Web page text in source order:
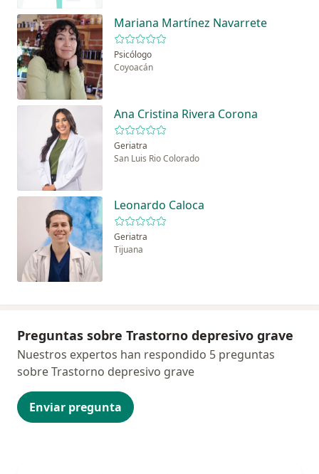
Mariana Martínez Navarrete
Psicólogo
Coyoacán
Ana Cristina Rivera Corona
Geriatra
San Luis Rio Colorado
Leonardo Caloca
Geriatra
Tijuana
Preguntas sobre Trastorno depresivo grave
Enviar pregunta
Nuestros expertos han respondido 5 preguntas
sobre Trastorno depresivo grave